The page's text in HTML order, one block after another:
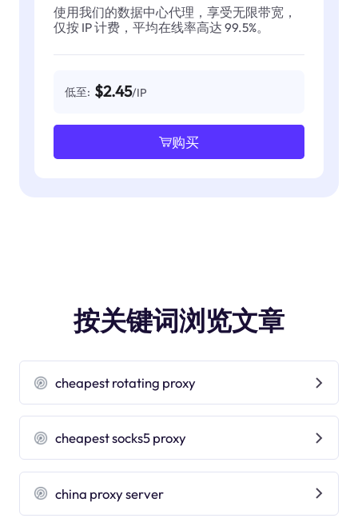
使用我们的数据中心代理，享受无限带宽，
仅按 IP 计费，平均在线率高达 99.5%。
低至: $2.45/IP
购买
按关键词浏览文章
cheapest rotating proxy
cheapest socks5 proxy
china proxy server